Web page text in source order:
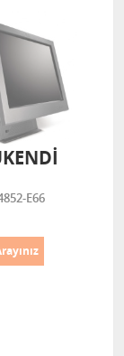
E66